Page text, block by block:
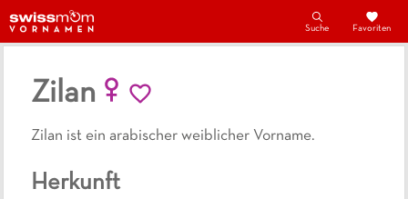
Suche Favoriten
Zilan
Zilan ist ein arabischer weiblicher Vorname.
Herkunft